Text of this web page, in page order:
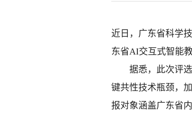
近日，广东省科学
东省AI交互式智能
据悉，此次评选
键共性技术瓶颈，
报对象涵盖广东省